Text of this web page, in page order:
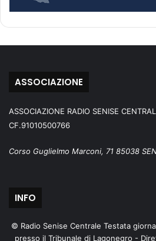
ASSOCIAZIONE
ASSOCIAZIONE RADIO SENISE
CF.91010500766
Corso Guglielmo Marconi, 71 85038
INFO
© Radio Senise Centrale Testata
presso il Tribunale di Lagonegro -